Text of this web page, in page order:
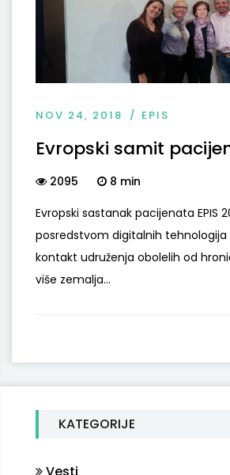
NOV 24, 2018 EPIS
Evropski samit
2095
8 min
Evropski sastanak pacijenata EPIS
posredstvom digitalnih
kontakt udruženja obolelih od
više zemalja...
KATEGORIJE